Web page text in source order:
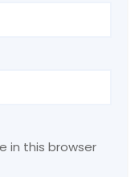
in this browser